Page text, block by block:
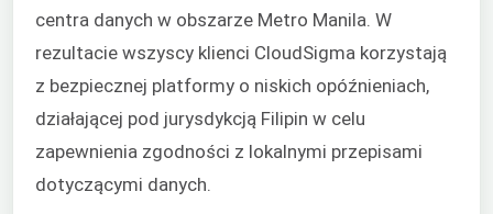
centra danych w obszarze Metro Manila. W
rezultacie wszyscy klienci CloudSigma korzystają
z bezpiecznej platformy o niskich opóźnieniach,
działającej pod jurysdykcją Filipin w celu
zapewnienia zgodności z lokalnymi przepisami
dotyczącymi danych.